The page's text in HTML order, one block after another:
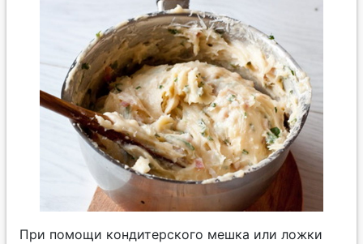
При помощи кондитерского мешка или ложки